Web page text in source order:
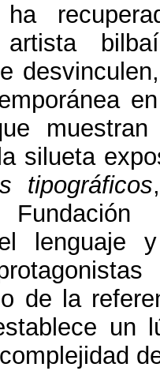
desvinculen
silueta
tipográficos
lenguaje
de la
un